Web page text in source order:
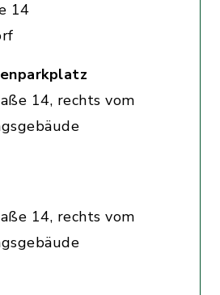
14
14, rechts vom
14, rechts vom